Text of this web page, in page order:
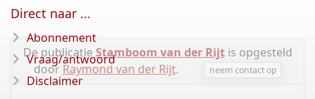
De publicatie Stamboom van der Rijtis opgesteld
door Raymond van der Rijt. neem contact op
Direct naar ...
Abonnement
Vraag/antwoord
Disclaimer